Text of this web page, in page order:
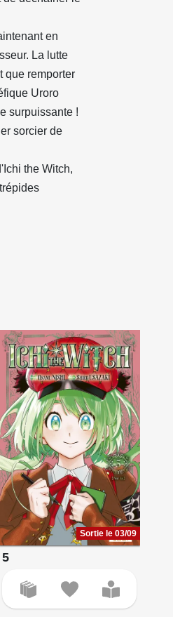
en
La lutte
que remporter
Uroro
surpuissante !
sorcier de
the Witch,
Sortie le 03/09
5